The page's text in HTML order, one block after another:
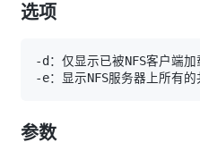
选项
参数